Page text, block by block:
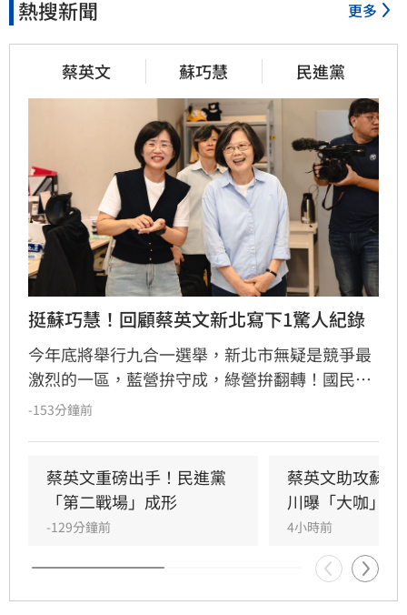
熱搜新聞 更多
蔡英文 蘇巧慧 民進黨
挺蘇巧慧！回顧蔡英文新北寫下1驚人紀錄
今年底將舉行九合一選舉，新北市無疑是競爭最
激烈的一區，藍營拚守成，綠營拚翻轉！國民黨
參選人李四川與民進黨參選人蘇巧慧民調更是呈
主委時，蔡英文一口就答應。完成兩屆總統任期
的蔡英文，除了挾帶超高人氣之外，新北更是她
的「政壇起家厝」，三度在此橫掃百萬票，有望
-153分鐘前
蔡英文重磅出手！民進黨
「第二戰場」成形
-129分鐘前
蔡英文助攻蘇
川曝「大咖」應
4小時前